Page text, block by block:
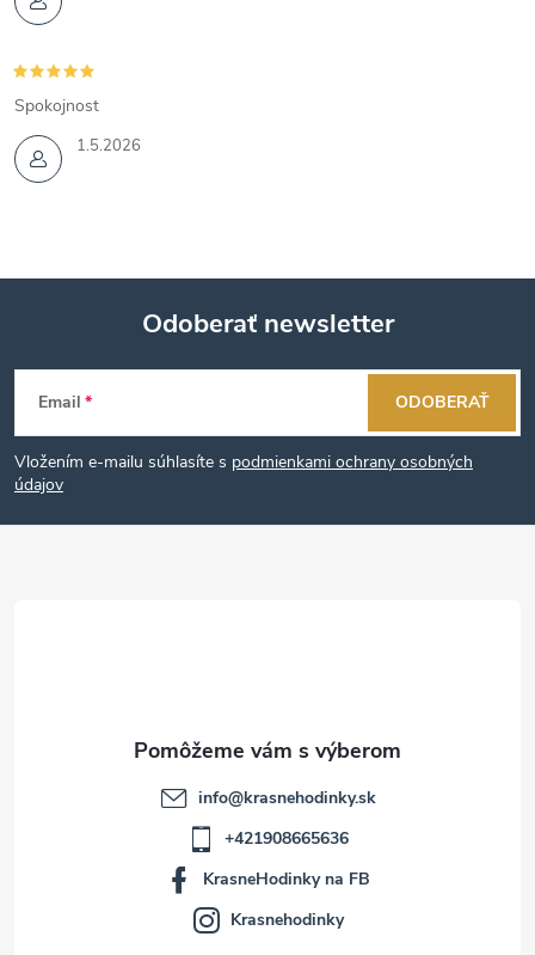
1.5.2026
Spokojnost
Z
á
p
Odoberať newsletter
Email
Vložením e-mailu súhlasíte s podmienkami ochrany osobných
údajov
ODOBERAŤ
info@krasnehodinky.sk
+421908665636
KrasneHodinky na FB
Krasnehodinky